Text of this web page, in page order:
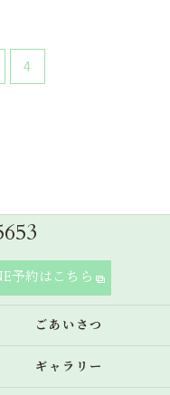
4
予約はこちら
ごあいさつ
ギャラリー